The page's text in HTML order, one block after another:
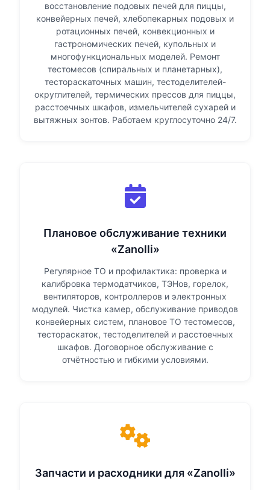
восстановление подовых печей для пиццы,
конвейерных печей, хлебопекарных подовых и
ротационных печей, конвекционных и
гастрономических печей, купольных и
многофункциональных моделей. Ремонт
тестомесов (спиральных и планетарных),
тестораскаточных машин, тестоделителей-
округлителей, термических прессов для пиццы,
расстоечных шкафов, измельчителей сухарей и
вытяжных зонтов. Работаем круглосуточно 24/7.
Плановое обслуживание техники
«Zanolli»
Регулярное ТО и профилактика: проверка и
калибровка термодатчиков, ТЭНов, горелок,
вентиляторов, контроллеров и электронных
модулей. Чистка камер, обслуживание приводов
конвейерных систем, плановое ТО тестомесов,
тестораскаток, тестоделителей и расстоечных
шкафов. Договорное обслуживание с
отчётностью и гибкими условиями.
Запчасти и расходники для «Zanolli»